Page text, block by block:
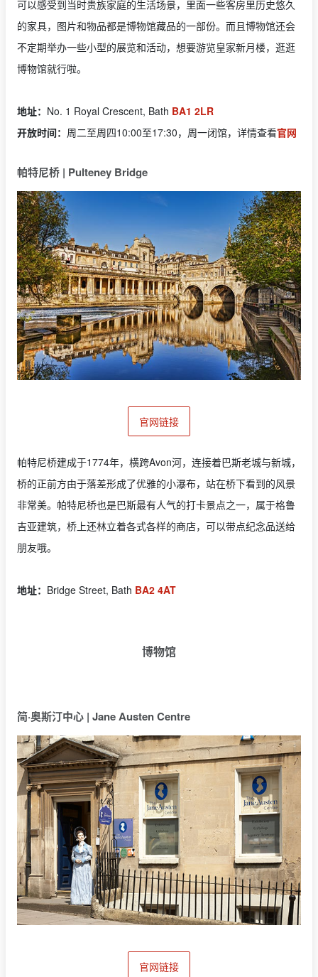
可以感受到当时贵族家庭的生活场景，里面一些客房里历史悠久
的家具，图片和物品都是博物馆藏品的一部份。而且博物馆还会
不定期举办一些小型的展览和活动，想要游览皇家新月楼，逛逛
博物馆就行啦。
地址： No. 1 Royal Crescent, Bath BA1 2LR
开放时间： 周二至周四10:00至17:30，周一闭馆，详情查看官网
帕特尼桥 | Pulteney Bridge
官网链接
帕特尼桥建成于1774年，横跨Avon河，连接着巴斯老城与新城，
桥的正前方由于落差形成了优雅的小瀑布，站在桥下看到的风景
非常美。帕特尼桥也是巴斯最有人气的打卡景点之一，属于格鲁
吉亚建筑，桥上还林立着各式各样的商店，可以带点纪念品送给
朋友哦。
地址： Bridge Street, Bath BA2 4AT
博物馆
简·奥斯汀中心 | Jane Austen Centre
官网链接